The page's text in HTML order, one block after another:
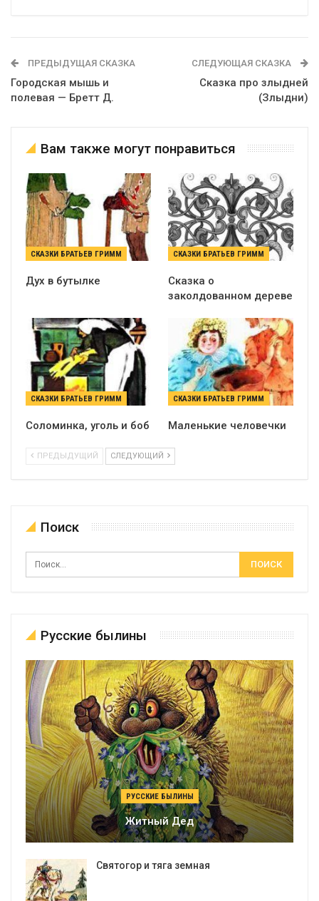
ПРЕДЫДУЩАЯ СКАЗКА
Городская мышь и
полевая — Бретт Д.
СЛЕДУЮЩАЯ СКАЗКА
Сказка про злыдней
(Злыдни)
Вам также могут понравиться
СКАЗКИ БРАТЬЕВ ГРИММ
Дух в бутылке
СКАЗКИ БРАТЬЕВ ГРИММ
Сказка о
заколдованном дереве
СКАЗКИ БРАТЬЕВ ГРИММ
Соломинка, уголь и боб
СКАЗКИ БРАТЬЕВ ГРИММ
Маленькие человечки
ПРЕДЫДУЩИЙ СЛЕДУЮЩИЙ
Поиск
Русские былины
РУССКИЕ БЫЛИНЫ
Житный Дед
Святогор и тяга земная